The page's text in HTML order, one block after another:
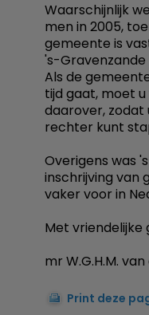
Waarschijnlijk
men in 2005,
gemeente is
's-
Als de
tijd gaat, moet
daarover, zodat
rechter kunt
Overigens was
inschrijving van
vaker voor in
Met vriendelijke
mr W.G.H.M.
Print deze